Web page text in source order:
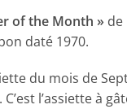
of the Month » de
daté 1970.
du mois de
l’assiette à